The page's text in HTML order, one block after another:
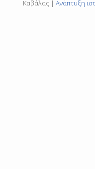
Καβάλας | Ανάπτυξη